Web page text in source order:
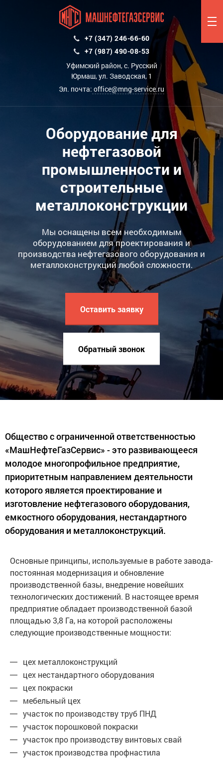
+7 (347) 246-66-60
+7 (987) 490-08-53
Уфимский район, с. Русский
Юрмаш, ул. Заводская, 1
Эл. почта: office@mng-service.ru
Оборудование для
нефтегазовой
промышленности и
строительные
металлоконструкции
Мы оснащены всем необходимым
оборудованием для проектирования и
производства нефтегазового оборудования и
металлоконструкций любой сложности.
Оставить заявку
Обратный звонок
Общество с ограниченной ответственностью
«МашНефтеГазСервис» - это развивающееся
молодое многопрофильное предприятие,
приоритетным направлением деятельности
которого является проектирование и
изготовление нефтегазового оборудования,
емкостного оборудования, нестандартного
оборудования и металлоконструкций.
Основные принципы, используемые в работе завода-
постоянная модернизация и обновление
производственной базы, внедрение новейших
технологических достижений. В настоящее время
предприятие обладает производственной базой
площадью 3,8 Га, на которой расположены
следующие производственные мощности:
цех металлоконструкций
цех нестандартного оборудования
цех покраски
мебельный цех
участок по производству труб ПНД
участок порошковой покраски
участок про производству винтовых свай
участок производства профнастила